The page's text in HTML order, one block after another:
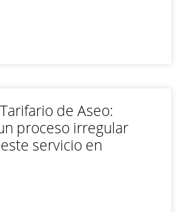
de Aseo:
proceso irregular
servicio en